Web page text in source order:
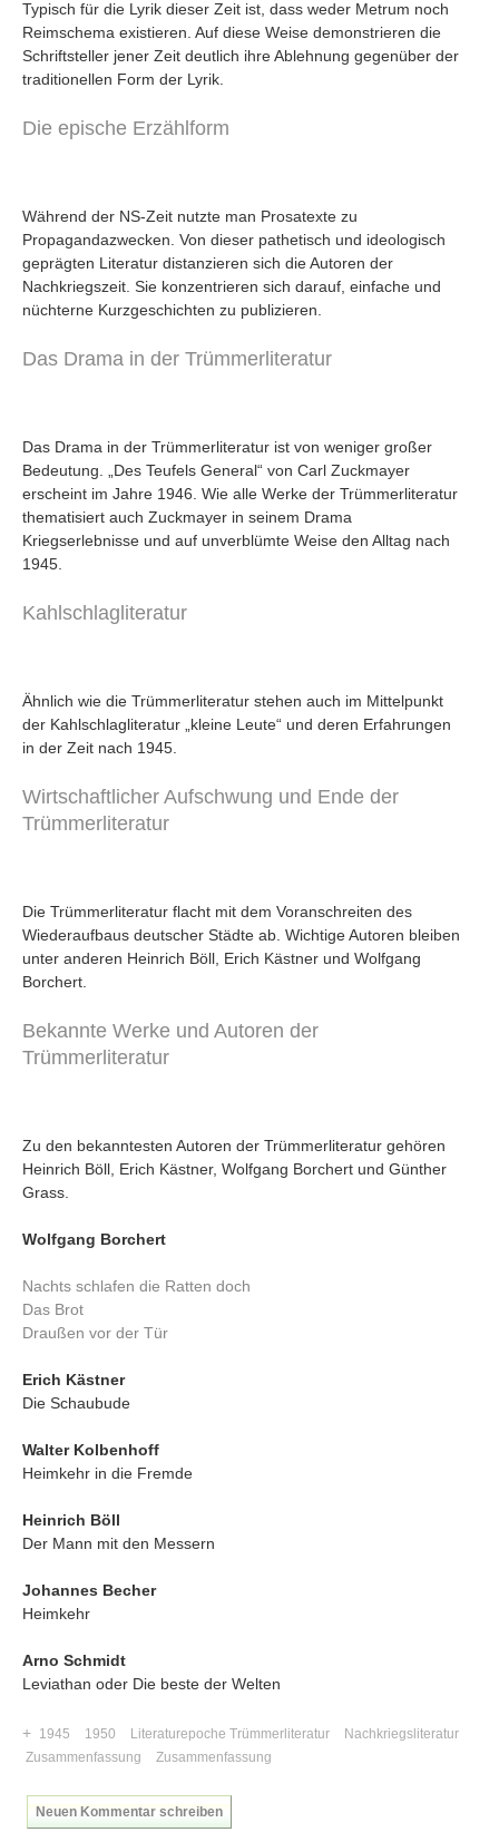
Typisch für die Lyrik dieser Zeit ist, dass weder Metrum noch
Reimschema existieren. Auf diese Weise demonstrieren die
Schriftsteller jener Zeit deutlich ihre Ablehnung gegenüber der
traditionellen Form der Lyrik.
Die epische Erzählform
Während der NS-Zeit nutzte man Prosatexte zu
Propagandazwecken. Von dieser pathetisch und ideologisch
geprägten Literatur distanzieren sich die Autoren der
Nachkriegszeit. Sie konzentrieren sich darauf, einfache und
nüchterne Kurzgeschichten zu publizieren.
Das Drama in der Trümmerliteratur
Das Drama in der Trümmerliteratur ist von weniger großer
Bedeutung. „Des Teufels General“ von Carl Zuckmayer
erscheint im Jahre 1946. Wie alle Werke der Trümmerliteratur
thematisiert auch Zuckmayer in seinem Drama
Kriegserlebnisse und auf unverblümte Weise den Alltag nach
1945.
Kahlschlagliteratur
Ähnlich wie die Trümmerliteratur stehen auch im Mittelpunkt
der Kahlschlagliteratur „kleine Leute“ und deren Erfahrungen
in der Zeit nach 1945.
Wirtschaftlicher Aufschwung und Ende der
Trümmerliteratur
Die Trümmerliteratur flacht mit dem Voranschreiten des
Wiederaufbaus deutscher Städte ab. Wichtige Autoren bleiben
unter anderen Heinrich Böll, Erich Kästner und Wolfgang
Borchert.
Bekannte Werke und Autoren der
Trümmerliteratur
Zu den bekanntesten Autoren der Trümmerliteratur gehören
Heinrich Böll, Erich Kästner, Wolfgang Borchert und Günther
Grass.
Wolfgang Borchert
Nachts schlafen die Ratten doch
Das Brot
Draußen vor der Tür
Erich Kästner
Die Schaubude
Walter Kolbenhoff
Heimkehr in die Fremde
Heinrich Böll
Der Mann mit den Messern
Johannes Becher
Heimkehr
Arno Schmidt
Leviathan oder Die beste der Welten
+ 1945 1950 Literaturepoche Trümmerliteratur
Nachkriegsliteratur
Zusammenfassung
Zusammenfassung
Neuen Kommentar schreiben